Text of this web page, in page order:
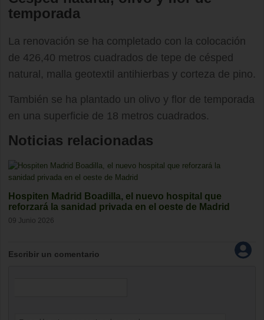
temporada
La renovación se ha completado con la colocación
de 426,40 metros cuadrados de tepe de césped
natural, malla geotextil antihierbas y corteza de pino.
También se ha plantado un olivo y flor de temporada
en una superficie de 18 metros cuadrados.
Noticias relacionadas
Hospiten Madrid Boadilla, el nuevo hospital que
reforzará la sanidad privada en el oeste de Madrid
09 Junio 2026
Escribir un comentario